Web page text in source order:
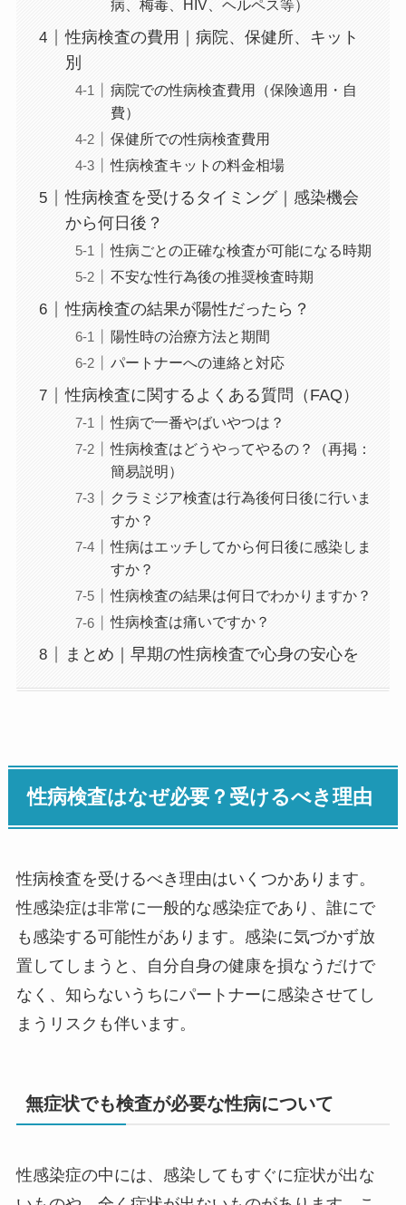
病、梅毒、HIV、ヘルペス等）
性病検査の費用｜病院、保健所、キット
別
病院での性病検査費用（保険適用・自
費）
保健所での性病検査費用
性病検査キットの料金相場
性病検査を受けるタイミング｜感染機会
から何日後？
性病ごとの正確な検査が可能になる時期
不安な性行為後の推奨検査時期
性病検査の結果が陽性だったら？
陽性時の治療方法と期間
パートナーへの連絡と対応
性病検査に関するよくある質問（FAQ）
性病で一番やばいやつは？
性病検査はどうやってやるの？（再掲：
簡易説明）
クラミジア検査は行為後何日後に行いま
すか？
性病はエッチしてから何日後に感染しま
すか？
性病検査の結果は何日でわかりますか？
性病検査は痛いですか？
まとめ｜早期の性病検査で心身の安心を
性病検査はなぜ必要？受けるべき理由
性病検査を受けるべき理由はいくつかあります。
性感染症は非常に一般的な感染症であり、誰にで
も感染する可能性があります。感染に気づかず放
置してしまうと、自分自身の健康を損なうだけで
なく、知らないうちにパートナーに感染させてし
まうリスクも伴います。
無症状でも検査が必要な性病について
性感染症の中には、感染してもすぐに症状が出な